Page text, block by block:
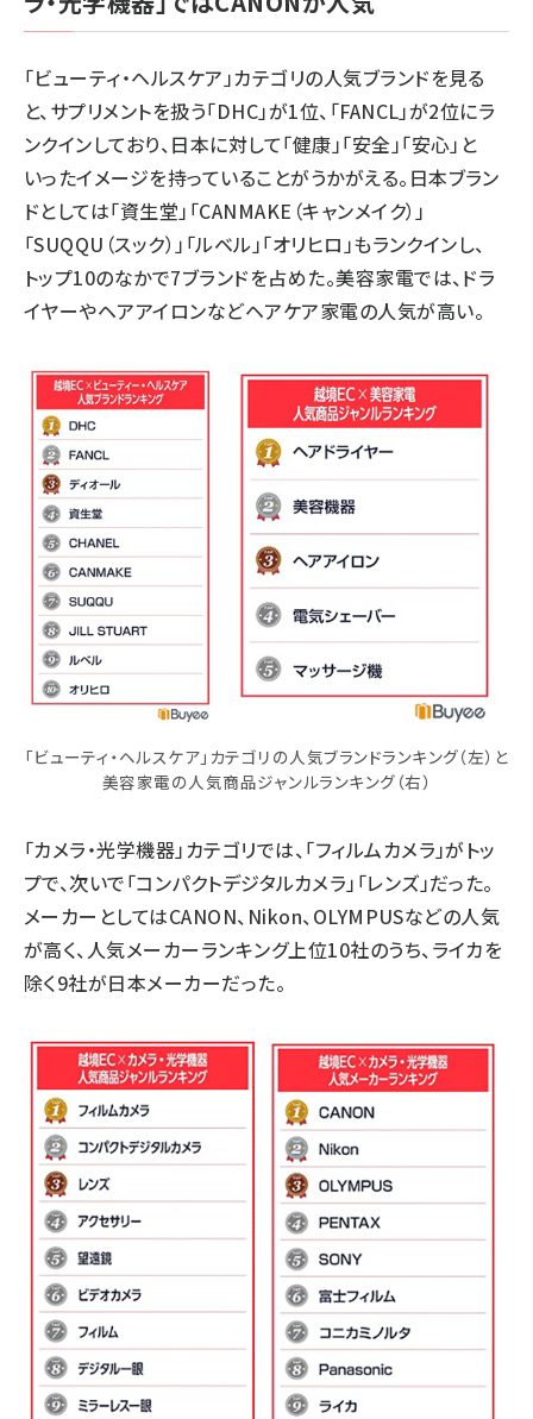
「ビューティ・ヘルスケア」カテゴリの人気ブランドを見る
と、サプリメントを扱う「DHC」が1位、「FANCL」が2位にラ
ンクインしており、日本に対して「健康」「安全」「安心」と
いったイメージを持っていることがうかがえる。日本ブラン
ドとしては「資生堂」「CANMAKE（キャンメイク）」
「SUQQU（スック）」「ルベル」「オリヒロ」もランクインし、
トップ10のなかで7ブランドを占めた。美容家電では、ドラ
イヤーやヘアアイロンなどヘアケア家電の人気が高い。
「ビューティ・ヘルスケア」カテゴリの人気ブランドランキング（左）と
美容家電の人気商品ジャンルランキング（右）
「カメラ・光学機器」カテゴリでは、「フィルムカメラ」がトッ
プで、次いで「コンパクトデジタルカメラ」「レンズ」だった。
メーカーとしてはCANON、Nikon、OLYMPUSなどの人気
が高く、人気メーカーランキング上位10社のうち、ライカを
除く9社が日本メーカーだった。